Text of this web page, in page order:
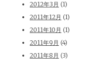
2012年3月 (1)
2011年12月 (1)
2011年10月 (1)
2011年9月 (4)
2011年8月 (3)